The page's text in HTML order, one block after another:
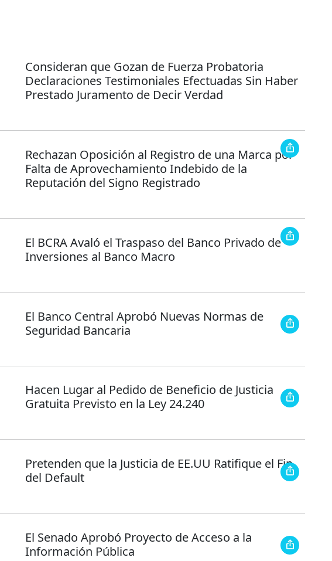
Consideran que Gozan de Fuerza Probatoria
Declaraciones Testimoniales Efectuadas Sin Haber
Prestado Juramento de Decir Verdad
Rechazan Oposición al Registro de una Marca por
Falta de Aprovechamiento Indebido de la
Reputación del Signo Registrado
El BCRA Avaló el Traspaso del Banco Privado de
Inversiones al Banco Macro
El Banco Central Aprobó Nuevas Normas de
Seguridad Bancaria
Hacen Lugar al Pedido de Beneficio de Justicia
Gratuita Previsto en la Ley 24.240
Pretenden que la Justicia de EE.UU Ratifique el Fin
del Default
El Senado Aprobó Proyecto de Acceso a la
Información Pública